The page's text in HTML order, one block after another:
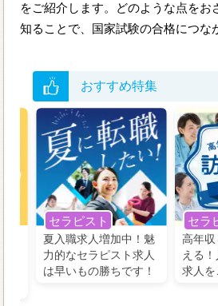
をご紹介します。どのような点をお
知ることで、国家試験の合格につな
おすすめ特集
セラピスト
夏入職求人増加中！魅
力的なセラピスト求人
は早いもの勝ちです！
セラ
高年収
える
求人を